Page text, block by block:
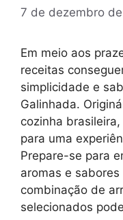
7 de dezembro
Em meio aos
receitas
simplicidade e
Galinhada.
cozinha
para uma
Prepare-se para
aromas e
combinação de
selecionados